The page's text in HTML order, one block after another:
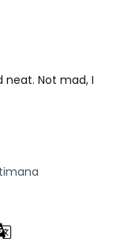
neat. Not mad, I